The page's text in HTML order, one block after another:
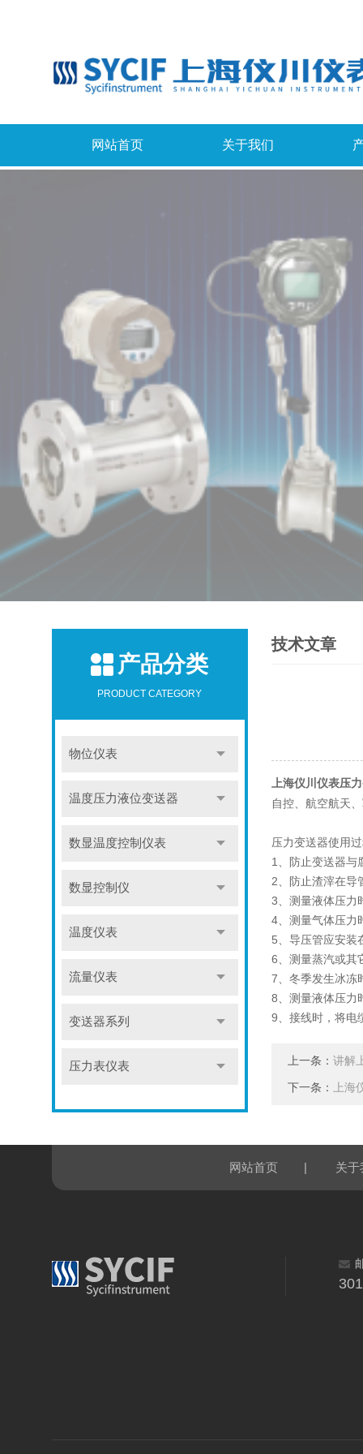
网站首页 关于我们
产品分类
PRODUCT CATEGORY
物位仪表
温度压力液位变送器
数显温度控制仪表
数显控制仪
温度仪表
流量仪表
变送器系列
压力表仪表
技术文章
上海仪川仪表压
自控、航空航天
压力变送器使用
1、防止变送器与
2、防止渣滓在导
3、测量液体压力
4、测量气体压力
5、导压管应安装
6、测量蒸汽或其
7、冬季发生冰冻
8、测量液体压力
9、接线时，将电
上一条： 讲解
下一条： 上海
网站首页 | 关于